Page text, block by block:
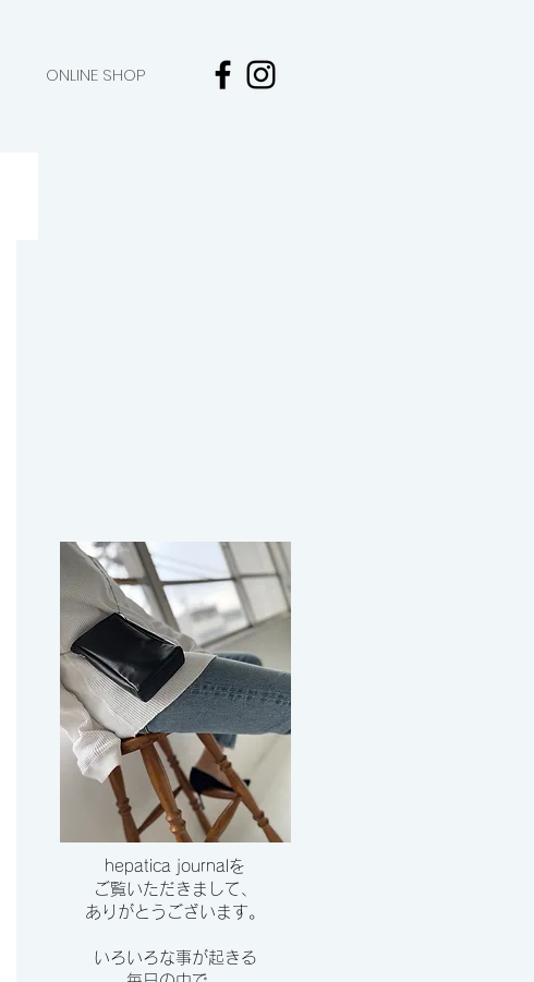
ONLINE SHOP
hepatica journalを
ご覧いただきまして、
​ありがとうございます。
いろいろな事が起きる